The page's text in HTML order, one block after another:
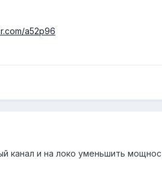
a52p96
канал и на локо уменьшить